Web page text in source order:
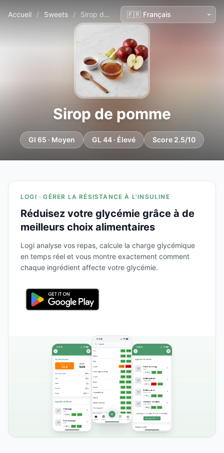
Accueil / Sweets / Sirop de pomme
Sirop de pomme
GI 65 · Moyen GL 44 · Élevé Score 2.5/10
LOGI · GÉRER LA RÉSISTANCE À L'INSULINE
Réduisez votre glycémie grâce à de
meilleurs choix alimentaires
Logi analyse vos repas, calcule la charge glycémique
en temps réel et vous montre exactement comment
chaque ingrédient affecte votre glycémie.